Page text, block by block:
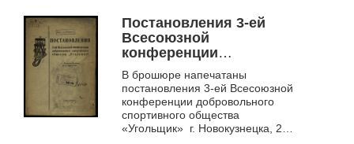
основании отчета о
проделанной работе
Постановления 3-ей
Всесоюзной
конференции
добровольного
спортивного общества
"Угольщик", г. Ленинск-
Кузнецк, 20-21 апреля
1944 г.
В брошюре напечатаны
постановления 3-ей Всесоюзной
конференции добровольного
спортивного общества
«Угольщик» г. Новокузнецка, 20-